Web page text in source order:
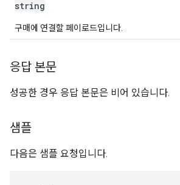
string
구매에 연결할 페이로드입니다.
응답 본문
성공한 경우 응답 본문은 비어 있습니다.
샘플
다음은 샘플 요청입니다.